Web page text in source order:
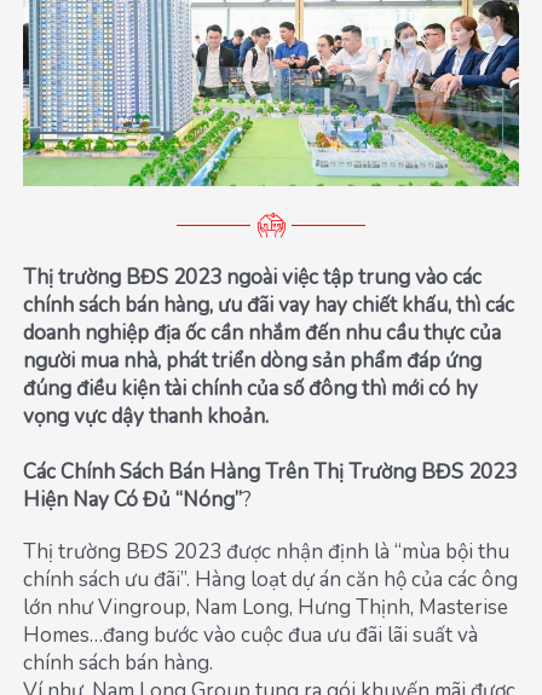
Thị trường BĐS 2023 ngoài việc tập trung vào các
chính sách bán hàng, ưu đãi vay hay chiết khấu, thì các
doanh nghiệp địa ốc cần nhắm đến nhu cầu thực của
người mua nhà, phát triển dòng sản phẩm đáp ứng
đúng điều kiện tài chính của số đôngthì mới có hy
vọng vực dậy thanh khoản.
Các Chính Sách Bán Hàng Trên Thị Trường BĐS 2023
Hiện Nay Có Đủ “Nóng”?
Thị trường BĐS 2023 được nhận định là “mùa bội thu
chính sách ưu đãi”. Hàng loạt dự án căn hộ của các ông
lớn như Vingroup, Nam Long, Hưng Thịnh, Masterise
Homes…đang bước vào cuộc đua ưu đãi lãi suất và
chính sách bán hàng.